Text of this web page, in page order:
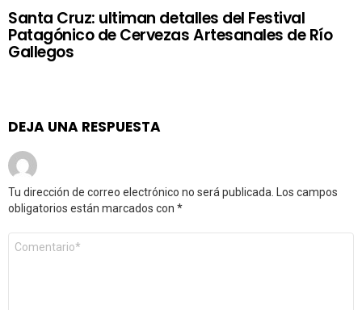
Santa Cruz: ultiman detalles del Festival
Patagónico de Cervezas Artesanales de Río
Gallegos
DEJA UNA RESPUESTA
Tu dirección de correo electrónico no será publicada.
Los campos
obligatorios están marcados con *
Comentario